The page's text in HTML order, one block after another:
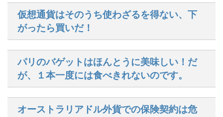
仮想通貨はそのうち使わざるを得ない、下
がったら買いだ！
パリのバゲットはほんとうに美味しい！だ
が、１本一度には食べきれないのです。
オーストラリアドル外貨での保険契約は危